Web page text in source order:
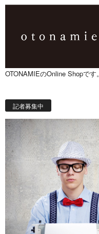
OTONAMIEのOnline Shopです。
記者募集中